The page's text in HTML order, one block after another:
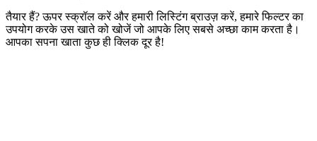
तैयार हैं? ऊपर स्क्रॉल करें और हमारी लिस्टिंग ब्राउज़ करें, हमारे फिल्टर का
उपयोग करके उस खाते को खोजें जो आपके लिए सबसे अच्छा काम करता है।
आपका सपना खाता कुछ ही क्लिक दूर है!